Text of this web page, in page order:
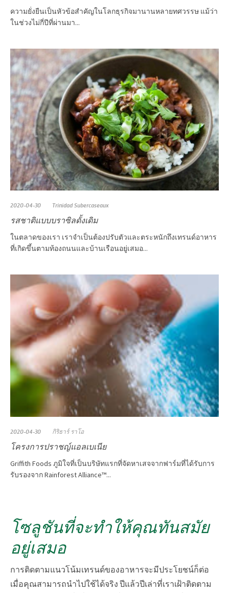
ความยั่งยืนเป็นหัวข้อสำคัญในโลกธุรกิจมานานหลายทศวรรษ แม้ว่า
ในช่วงไม่กี่ปีที่ผ่านมา...
2020-04-30 Trinidad Subercaseaux
รสชาติแบบบราซิลดั้งเดิม
ในตลาดของเรา เราจำเป็นต้องปรับตัวและตระหนักถึงเทรนด์อาหาร
ที่เกิดขึ้นตามท้องถนนและบ้านเรือนอยู่เสมอ...
2020-04-30 กิริธาร์ ราโอ
โครงการปราชญ์แอลเบเนีย
Griffith Foods ภูมิใจที่เป็นบริษัทแรกที่จัดหาเสจจากฟาร์มที่ได้รับการ
รับรองจาก Rainforest Alliance™...
โซลูชันที่จะทำให้คุณทันสมัย
อยู่เสมอ
การติดตามแนวโน้มเทรนด์ของอาหารจะมีประโยชน์ก็ต่อ
เมื่อคุณสามารถนำไปใช้ได้จริง ปีแล้วปีเล่าที่เราเฝ้าติดตาม